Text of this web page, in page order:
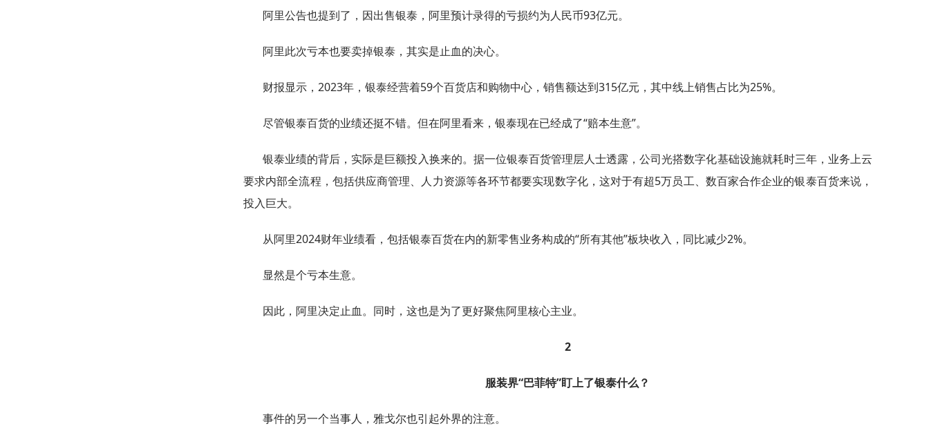
阿里公告也提到了，因出售银泰，阿里预计录得的亏损约为人民币93亿元。
阿里此次亏本也要卖掉银泰，其实是止血的决心。
财报显示，2023年，银泰经营着59个百货店和购物中心，销售额达到315亿元，其中线上销售占比为25%。
尽管银泰百货的业绩还挺不错。但在阿里看来，银泰现在已经成了“赔本生意”。
银泰业绩的背后，实际是巨额投入换来的。据一位银泰百货管理层人士透露，公司光搭数字化基础设施就耗时三年，业务上云
要求内部全流程，包括供应商管理、人力资源等各环节都要实现数字化，这对于有超5万员工、数百家合作企业的银泰百货来说，
投入巨大。
从阿里2024财年业绩看，包括银泰百货在内的新零售业务构成的“所有其他”板块收入，同比减少2%。
显然是个亏本生意。
因此，阿里决定止血。同时，这也是为了更好聚焦阿里核心主业。
2
服装界“巴菲特”盯上了银泰什么？
事件的另一个当事人，雅戈尔也引起外界的注意。